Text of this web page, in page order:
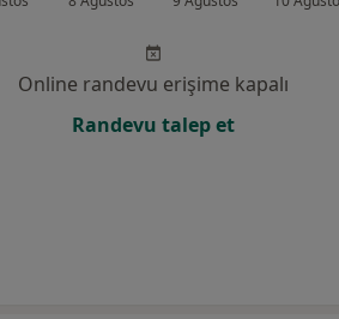
Online randevu erişime kapalı
Randevu talep et